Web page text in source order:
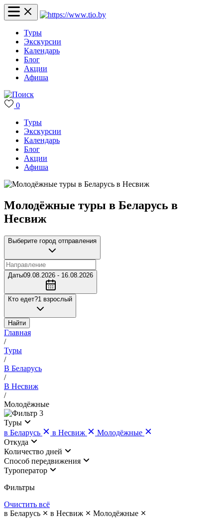
Туры
Экскурсии
Календарь
Блог
Акции
Афиша
0
Туры
Экскурсии
Календарь
Блог
Акции
Афиша
Молодёжные туры в Беларусь в
Несвиж
Выберите город отправления
Даты09.08.2026 - 16.08.2026
Кто едет?1 взрослый
Найти
Главная
/
Туры
/
В Беларусь
/
В Несвиж
/
Молодёжные
3
Туры
в Беларусь
в Несвиж
Молодёжные
Откуда
Количество дней
Cпособ передвижения
Туроператор
Фильтры
Очистить всё
в Беларусь
в Несвиж
Молодёжные